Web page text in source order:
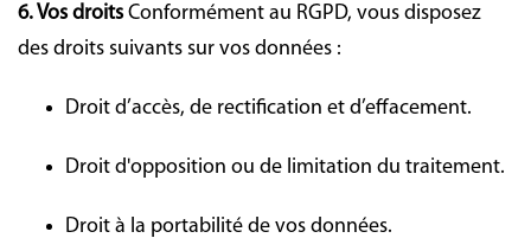
6. Vos droits Conformément au RGPD, vous disposez
des droits suivants sur vos données :
Droit d’accès, de rectification et d’effacement.
Droit d'opposition ou de limitation du traitement.
Droit à la portabilité de vos données.